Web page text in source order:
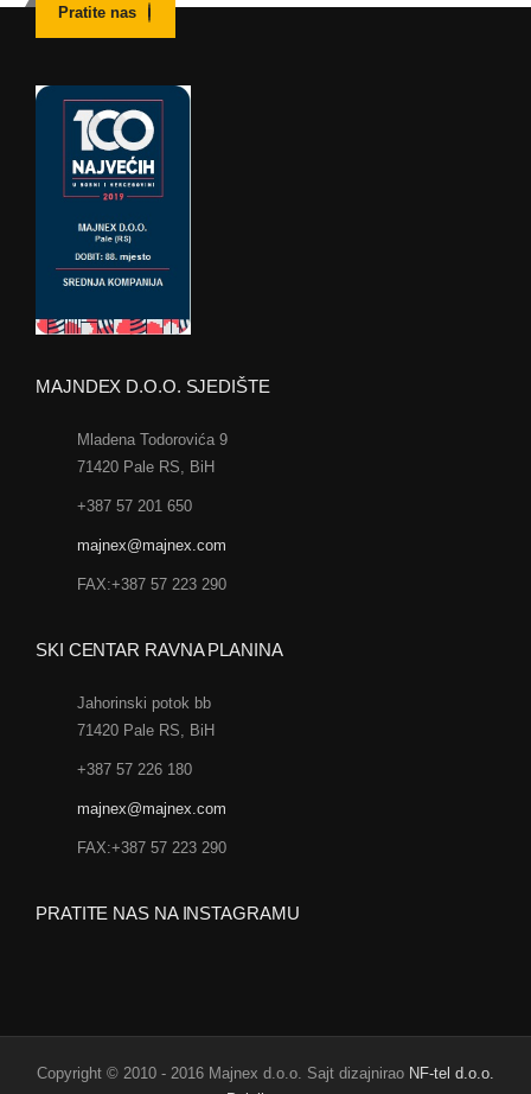
Pratite nas
MAJNDEX D.O.O. SJEDIŠTE
Mladena Todorovića 9
71420 Pale RS, BiH
+387 57 201 650
majnex@majnex.com
FAX:+387 57 223 290
SKI CENTAR RAVNA PLANINA
Jahorinski potok bb
71420 Pale RS, BiH
+387 57 226 180
majnex@majnex.com
FAX:+387 57 223 290
PRATITE NAS NA INSTAGRAMU
Copyright © 2010 - 2016 Majnex d.o.o. Sajt dizajnirao NF-tel d.o.o.